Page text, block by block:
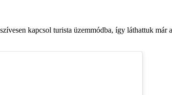
kapcsol turista üzemmódba, így láthattuk már